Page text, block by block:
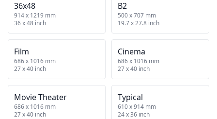
36x48
914 x 1219 mm
36 x 48 inch
B2
500 x 707 mm
19.7 x 27.8 inch
Film
686 x 1016 mm
27 x 40 inch
Cinema
686 x 1016 mm
27 x 40 inch
Movie Theater
686 x 1016 mm
27 x 40 inch
Typical
610 x 914 mm
24 x 36 inch